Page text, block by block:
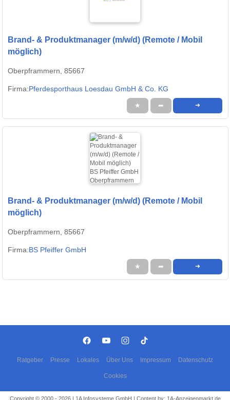
Brand- & Produktmanager (m/w/d) (Remote / Mobil
möglich)
Oberpframmern, 85667
Firma:Pferdesporthaus Loesdau GmbH & Co. KG
★ ➦ ➜
Brand- & Produktmanager (m/w/d) (Remote / Mobil
möglich)
Oberpframmern, 85667
Firma:BS Pfeiffer GmbH
★ ➦ ➜
Ratgeber Presse Lokales Über Uns Impressum Datenschutz
Cookies
Copyright © 2000 - 2026 | 1A Infosysteme GmbH | Content by: 1A-Anzeigenmarkt.de